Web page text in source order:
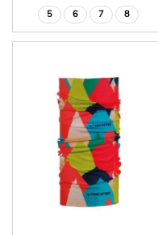
5 6 7 8